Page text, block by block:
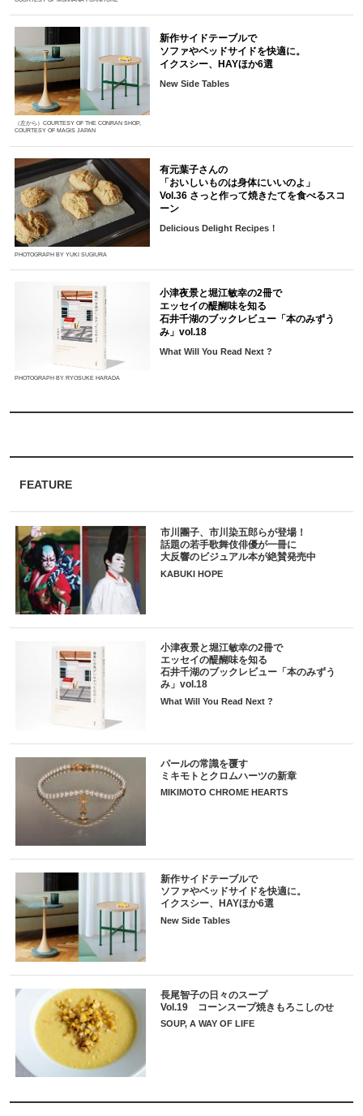
FEATURE
市川團子、市川染五郎らが登場！
話題の若手歌舞伎俳優が一冊に
大反響のビジュアル本が絶賛発売中
KABUKI HOPE
小津夜景と堀江敏幸の2冊で
エッセイの醍醐味を知る
石井千湖のブックレビュー「本のみずう
み」vol.18
What Will You Read Next ?
パールの常識を覆す
ミキモトとクロムハーツの新章
MIKIMOTO CHROME HEARTS
新作サイドテーブルで
ソファやベッドサイドを快適に。
イクスシー、HAYほか6選
New Side Tables
長尾智子の日々のスープ
Vol.19 コーンスープ焼きもろこしのせ
SOUP, A WAY OF LIFE
（左から）COURTESY OF THE CONRAN SHOP,
COURTESY OF MAGIS JAPAN
新作サイドテーブルで
ソファやベッドサイドを快適に。
イクスシー、HAYほか6選
New Side Tables
PHOTOGRAPH BY YUKI SUGIURA
有元葉子さんの
「おいしいものは身体にいいのよ」
Vol.36 さっと作って焼きたてを食べるスコ
ーン
Delicious Delight Recipes！
PHOTOGRAPH BY RYOSUKE HARADA
小津夜景と堀江敏幸の2冊で
エッセイの醍醐味を知る
石井千湖のブックレビュー「本のみずう
み」vol.18
What Will You Read Next ?